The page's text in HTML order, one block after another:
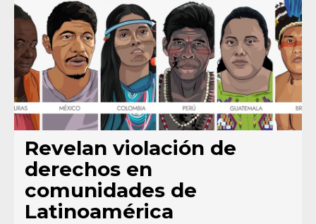
Revelan violación de
derechos en
comunidades de
Latinoamérica